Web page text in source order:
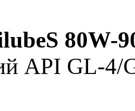
80W-
API GL-4/